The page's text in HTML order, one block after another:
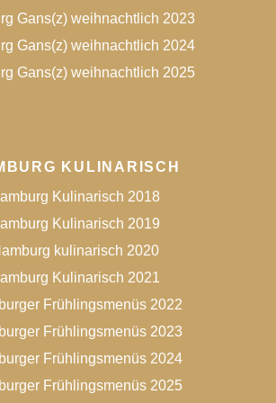
Gans(z) weihnachtlich 2023
Gans(z) weihnachtlich 2024
Gans(z) weihnachtlich 2025
KULINARISCH
Kulinarisch 2018
Kulinarisch 2019
kulinarisch 2020
Kulinarisch 2021
Frühlingsmenüs 2022
Frühlingsmenüs 2023
Frühlingsmenüs 2024
Frühlingsmenüs 2025